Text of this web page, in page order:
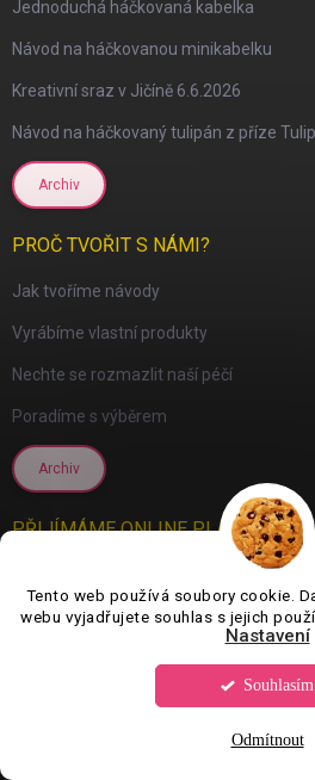
Tento web používá soubory cookie.
webu vyjadřujete souhlas s jejich
Nastavení
Odmítnout
Souhlasím
Jednoduchá háčkovaná kabelka
Návod na háčkovanou minikabelku
Kreativní sraz v Jičíně 6.6.2026
Návod na háčkovaný tulipán z příze Tulip
Archiv
PROČ TVOŘIT S NÁMI?
Jak tvoříme návody
Vyrábíme vlastní produkty
Nechte se rozmazlit naší péčí
Poradíme s výběrem
Archiv
PŘIJÍMÁME ONLINE PLATBY